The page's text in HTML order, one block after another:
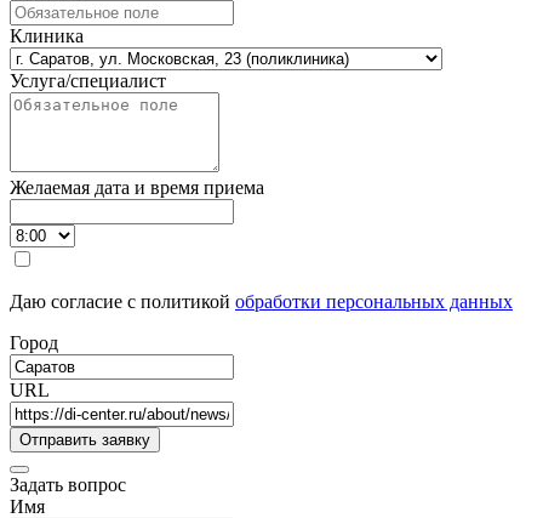
Клиника
Услуга/специалист
Желаемая дата и время приема
Даю согласие с политикой обработки персональных данных
Город
URL
Задать вопрос
Имя